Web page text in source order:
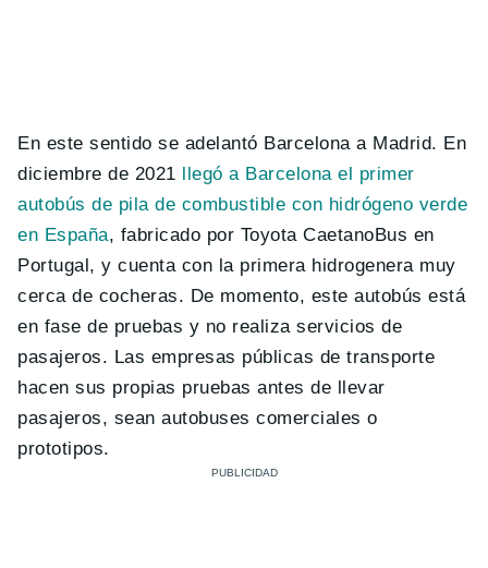
En este sentido se adelantó Barcelona a Madrid. En
diciembre de 2021 llegó a Barcelona el primer
autobús de pila de combustible con hidrógeno verde
en España, fabricado por Toyota CaetanoBus en
Portugal, y cuenta con la primera hidrogenera muy
cerca de cocheras. De momento, este autobús está
en fase de pruebas y no realiza servicios de
pasajeros. Las empresas públicas de transporte
hacen sus propias pruebas antes de llevar
pasajeros, sean autobuses comerciales o
prototipos.